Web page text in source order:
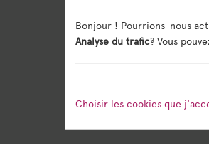
Bonjour ! Pourrions-nous
Analyse du trafic? Vous
Choisir les cookies que